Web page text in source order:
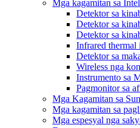
Mga kagamitan sa
Detektor sa
Detektor sa
Detektor sa
Infrared thermal
Detektor sa
Wireless nga
Instrumento sa
Pagmonitor sa
Mga Kagamitan sa
Mga kagamitan sa
Mga espesyal nga